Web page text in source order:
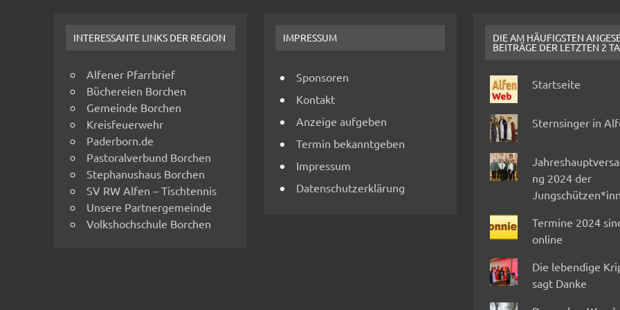
INTERESSANTE LINKS DER REGION
Alfener Pfarrbrief
Büchereien Borchen
Gemeinde Borchen
Kreisfeuerwehr
Paderborn.de
Pastoralverbund Borchen
Stephanushaus Borchen
SV RW Alfen – Tischtennis
Unsere Partnergemeinde
Volkshochschule Borchen
IMPRESSUM
Sponsoren
Kontakt
Anzeige aufgeben
Termin bekanntgeben
Impressum
Datenschutzerklärung
DIE AM HÄUFIGSTEN
BEITRÄGE DER LETZTEN 2
Startseite
Sternsinger in
ng 2024 der
Termine 2024
online
Die lebendige
sagt Danke